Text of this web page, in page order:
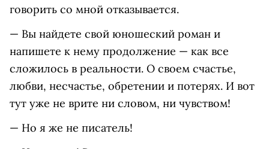
говорить со мной отказывается.
— Вы найдете свой юношеский роман и
напишете к нему продолжение — как все
сложилось в реальности. О своем счастье,
любви, несчастье, обретении и потерях. И вот
тут уже не врите ни словом, ни чувством!
— Но я же не писатель!